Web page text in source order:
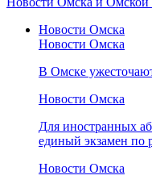
Новости Омска
Новости Омска
В Омске
Новости Омска
Для иностранных
единый экзамен по
Новости Омска